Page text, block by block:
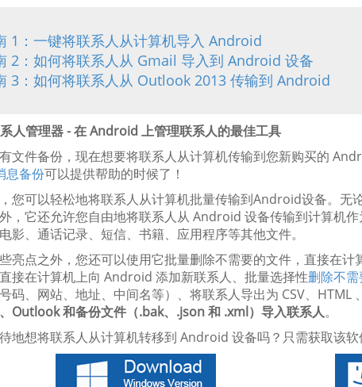
1：一键将联系人从计算机导入 Android
2：如何将联系人从 Gmail 导入到 Android 设备
3：如何将联系人从 Outlook 2013 传输到 Android
人管理器 - 在 Android 上管理联系人的最佳工具
文件备份，现在想要将联系人从计算机传输到您新购买的
息备份可以提供帮助的时候了！
您可以轻松地将联系人从计算机批量传输到Android设备。无
，它还允许您自由地将联系人从 Android 设备传输到计算机
影、通话记录、短信、书籍、应用程序等其他文件。
亮点之外，您还可以使用它批量删除不需要的文件，直接在
接在计算机上向 Android 添加新联系人、批量选择性删除不
码、网站、地址、中间名等）、将联系人导出为 CSV、HTML
Outlook 和备份文件（.bak、.json 和 .xml）导入联系人。
地想将联系人从计算机转移到 Android 设备吗？只需获取该软